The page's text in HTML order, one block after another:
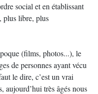
social et en établissant
plus libre, plus
(films, photos...), le
de personnes ayant vécu
le dire, c’est un vrai
aujourd’hui très âgés nous